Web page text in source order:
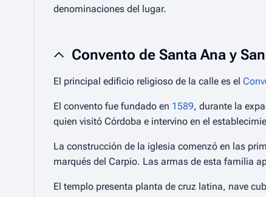
denominaciones del lugar.
Convento de Santa Ana y
El principal edificio religioso de la calle es el
El convento fue fundado en 1589, durante la
quien visitó Córdoba e intervino en el
La construcción de la iglesia comenzó en las
marqués del Carpio. Las armas de esta familia
El templo presenta planta de cruz latina, nave